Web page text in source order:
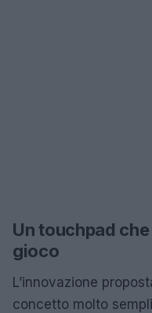
Un touchpad
gioco
L’innovazione
concetto molto